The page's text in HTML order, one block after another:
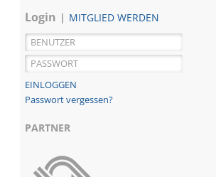
Login
MITGLIED WERDEN
Passwort vergessen?
PARTNER